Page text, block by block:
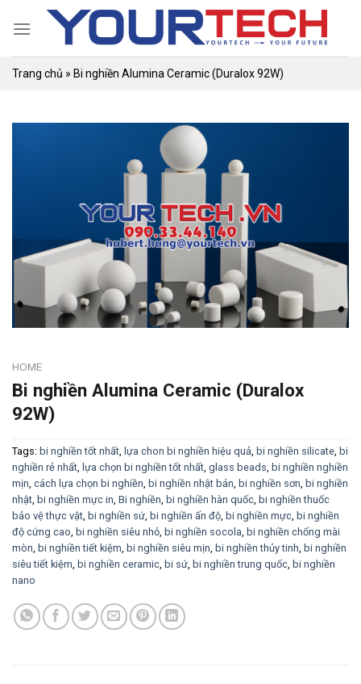
Trang chủ » Bi nghiền Alumina Ceramic (Duralox 92W)
HOME
Bi nghiền Alumina Ceramic (Duralox
92W)
Tags: bi nghiền tốt nhất, lựa chon bi nghiền hiệu quả, bi nghiền silicate, bi
nghiền rẻ nhất, lựa chọn bi nghiền tốt nhất, glass beads, bi nghiền nghiền
mịn, cách lựa chọn bi nghiền, bi nghiền nhật bản, bi nghiền sơn, bi nghiền
nhật, bi nghiền mực in, Bi nghiền, bi nghiền hàn quốc, bi nghiền thuốc
bảo vệ thực vật, bi nghiền sứ, bi nghiền ấn độ, bi nghiền mực, bi nghiền
độ cứng cao, bi nghiền siêu nhỏ, bi nghiền socola, bi nghiền chống mài
mòn, bi nghiền tiết kiệm, bi nghiền siêu mịn, bi nghiền thủy tinh, bi nghiền
siêu tiết kiệm, bi nghiền ceramic, bi sứ, bi nghiền trung quốc, bi nghiền
nano